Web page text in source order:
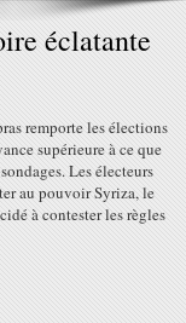
éclatante
remporte les élections
supérieure à ce que
Les électeurs
au pouvoir Syriza, le
à contester les règles